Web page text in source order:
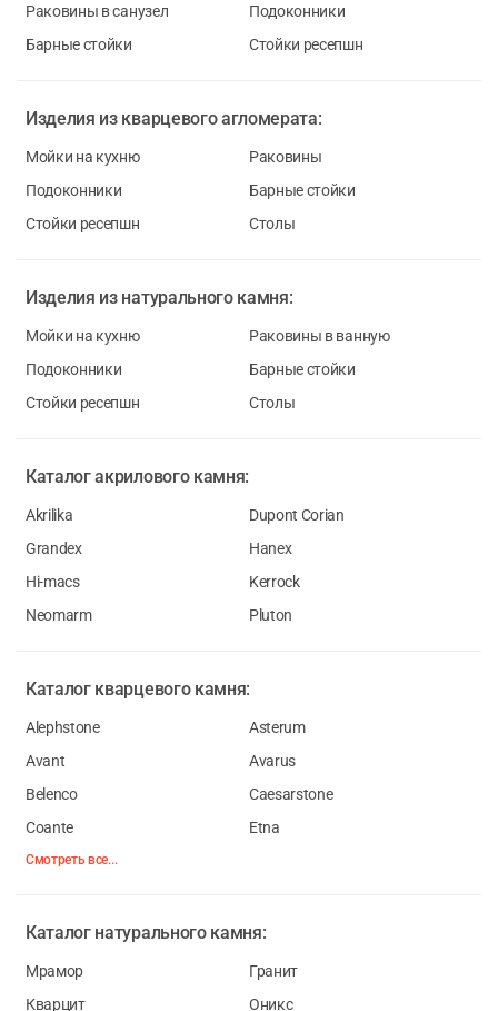
Раковины в санузел
Подоконники
Барные стойки
Стойки ресепшн
Изделия из кварцевого агломерата:
Мойки на кухню
Раковины
Подоконники
Барные стойки
Стойки ресепшн
Столы
Изделия из натурального камня:
Мойки на кухню
Раковины в ванную
Подоконники
Барные стойки
Стойки ресепшн
Столы
Каталогакрилового камня:
Akrilika
Dupont Corian
Grandex
Hanex
Hi-macs
Kerrock
Neomarm
Pluton
Каталог кварцевого камня:
Alephstone
Asterum
Avant
Avarus
Belenco
Caesarstone
Coante
Etna
Смотреть все...
Каталог натурального камня:
Мрамор
Гранит
Кварцит
Оникс